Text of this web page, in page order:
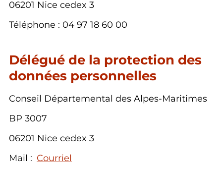
06201 Nice cedex 3
Téléphone : 04 97 18 60 00
Délégué de la protection des
données personnelles
Conseil Départemental des Alpes-Maritimes
BP 3007
06201 Nice cedex 3
Mail : Courriel